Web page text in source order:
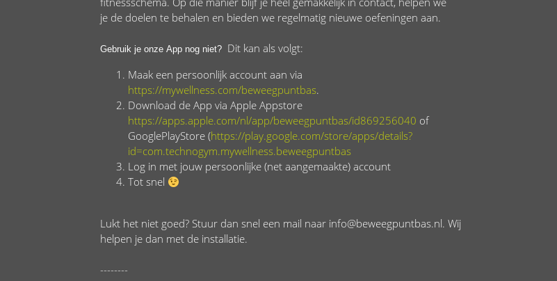
je de doelen te behalen en bieden we regelmatig nieuwe oefeningen aan.
Gebruik je onze App nog niet? Dit kan als volgt:
Maak een persoonlijk account aan via
https://mywellness.com/beweegpuntbas.
Download de App via Apple Appstore
https://apps.apple.com/nl/app/beweegpuntbas/id869256040 of
GooglePlayStore (https://play.google.com/store/apps/details?
id=com.technogym.mywellness.beweegpuntbas
Log in met jouw persoonlijke (net aangemaakte) account
Tot snel
Lukt het niet goed? Stuur dan snel een mail naar info@beweegpuntbas.nl. Wij
helpen je dan met de installatie.
--------